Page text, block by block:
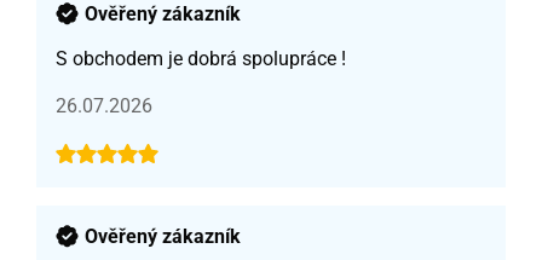
Ověřený zákazník
S obchodem je dobrá spolupráce !
26.07.2026
Ověřený zákazník